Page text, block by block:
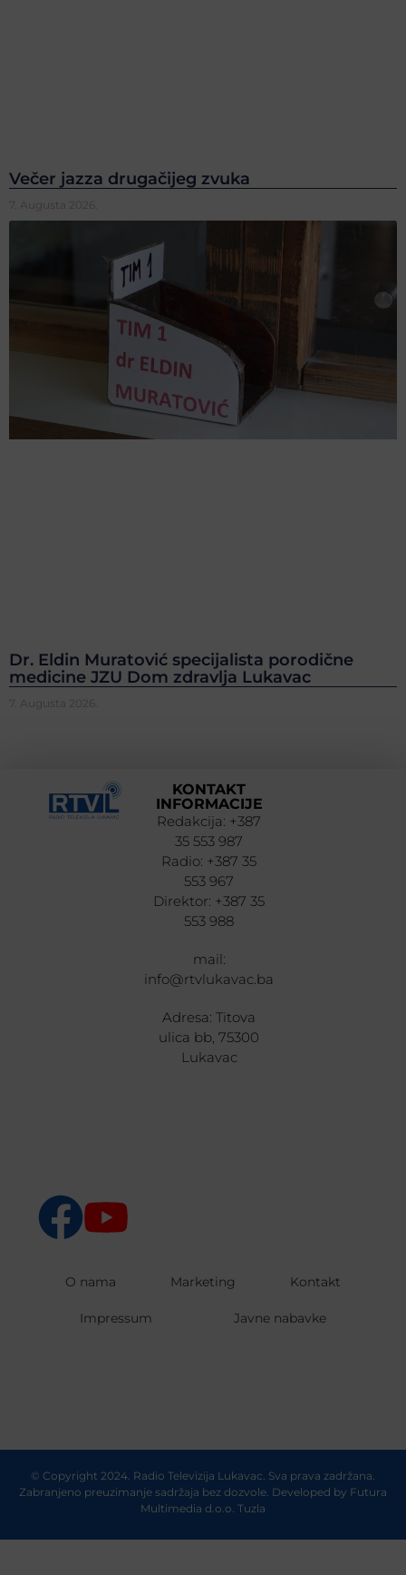
Večer jazza drugačijeg zvuka
7. Augusta 2026.
Dr. Eldin Muratović specijalista porodične
medicine JZU Dom zdravlja Lukavac
7. Augusta 2026.
KONTAKT
INFORMACIJE
Redakcija: +387
35 553 987
Radio: +387 35
553 967
Direktor: +387 35
553 988
mail:
info@rtvlukavac.ba
Adresa: Titova
ulica bb, 75300
Lukavac
O nama Marketing Kontakt
Impressum Javne nabavke
© Copyright 2024. Radio Televizija Lukavac. Sva prava zadržana.
Zabranjeno preuzimanje sadržaja bez dozvole. Developed by Futura
Multimedia d.o.o. Tuzla